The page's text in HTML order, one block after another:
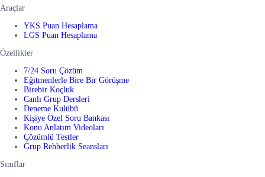
Araçlar
YKS Puan Hesaplama
LGS Puan Hesaplama
Özellikler
7/24 Soru Çözüm
Eğitmenlerle Bire Bir Görüşme
Birebir Koçluk
Canlı Grup Dersleri
Deneme Kulübü
Kişiye Özel Soru Bankası
Konu Anlatım Videoları
Çözümlü Testler
Grup Rehberlik Seansları
Sınıflar